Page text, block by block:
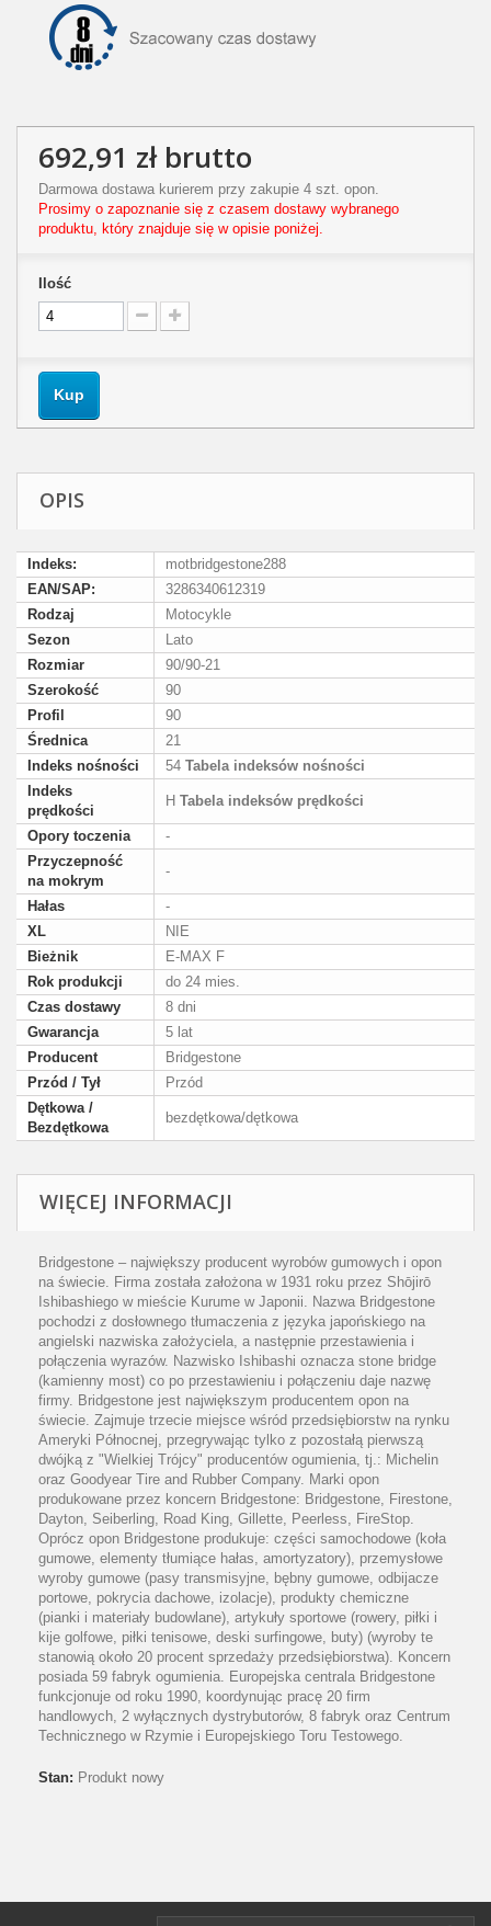
692,91 złbrutto
Darmowa dostawa kurierem przy zakupie 4 szt. opon.
Prosimy o zapoznanie się z czasem dostawy wybranego
produktu, który znajduje się w opisie poniżej.
Ilość
Kup
OPIS
Indeks:
motbridgestone288
EAN/SAP:
3286340612319
Rodzaj
Motocykle
Sezon
Lato
Rozmiar
90/90-21
Szerokość
90
Profil
90
Średnica
21
Indeks nośności
54 Tabela indeksów nośności
Indeks
prędkości
H Tabela indeksów prędkości
Opory toczenia
-
Przyczepność
na mokrym
-
Hałas
-
XL
NIE
Bieżnik
E-MAX F
Rok produkcji
do 24 mies.
Czas dostawy
8 dni
Gwarancja
5 lat
Producent
Bridgestone
Przód / Tył
Przód
Dętkowa /
Bezdętkowa
bezdętkowa/dętkowa
WIĘCEJ INFORMACJI
Bridgestone – największy producent wyrobów gumowych i opon
na świecie. Firma została założona w 1931 roku przez Shōjirō
Ishibashiego w mieście Kurume w Japonii. Nazwa Bridgestone
pochodzi z dosłownego tłumaczenia z języka japońskiego na
angielski nazwiska założyciela, a następnie przestawienia i
połączenia wyrazów. Nazwisko Ishibashi oznacza stone bridge
(kamienny most) co po przestawieniu i połączeniu daje nazwę
firmy. Bridgestone jest największym producentem opon na
świecie. Zajmuje trzecie miejsce wśród przedsiębiorstw na rynku
Ameryki Północnej, przegrywając tylko z pozostałą pierwszą
dwójką z "Wielkiej Trójcy" producentów ogumienia, tj.: Michelin
oraz Goodyear Tire and Rubber Company. Marki opon
produkowane przez koncern Bridgestone: Bridgestone, Firestone,
Dayton, Seiberling, Road King, Gillette, Peerless, FireStop.
Oprócz opon Bridgestone produkuje: części samochodowe (koła
gumowe, elementy tłumiące hałas, amortyzatory), przemysłowe
wyroby gumowe (pasy transmisyjne, bębny gumowe, odbijacze
portowe, pokrycia dachowe, izolacje), produkty chemiczne
(pianki i materiały budowlane), artykuły sportowe (rowery, piłki i
kije golfowe, piłki tenisowe, deski surfingowe, buty) (wyroby te
stanowią około 20 procent sprzedaży przedsiębiorstwa). Koncern
posiada 59 fabryk ogumienia. Europejska centrala Bridgestone
funkcjonuje od roku 1990, koordynując pracę 20 firm
handlowych, 2 wyłącznych dystrybutorów, 8 fabryk oraz Centrum
Technicznego w Rzymie i Europejskiego Toru Testowego.
Stan: Produkt nowy